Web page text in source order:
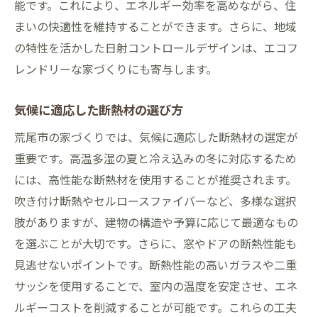
能です。これにより、エネルギー効率を高めながら、住
まいの快適性を維持することができます。さらに、地域
の特性を活かした日射コントロールデザインは、エコフ
レンドリーな家づくりにも寄与します。
気候に適応した断熱材の選び方
荒尾市の家づくりでは、気候に適応した断熱材の選定が
重要です。高温多湿の夏と冷え込みの冬に対応するため
には、高性能な断熱材を使用することが推奨されます。
吹き付け断熱やセルロースファイバーなど、多様な選択
肢がありますが、建物の構造や予算に応じて最適なもの
を選ぶことが大切です。さらに、窓やドアの断熱性能も
見逃せないポイントです。断熱性能の高いガラスや二重
サッシを使用することで、室内の温度を安定させ、エネ
ルギーコストを削減することが可能です。これらの工夫